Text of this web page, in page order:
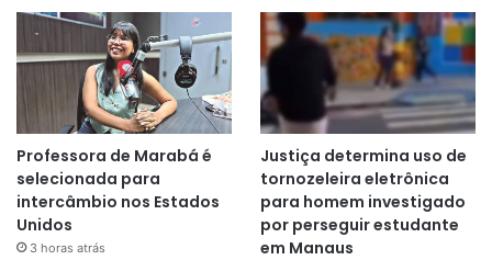
Professora de Marabá é
selecionada para
intercâmbio nos Estados
Unidos
3 horas atrás
Justiça determina uso de
tornozeleira eletrônica
para homem investigado
por perseguir estudante
em Manaus